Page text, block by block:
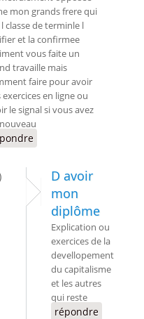
mon grands frere qui
classe de terminle l
et la confirmee
vous faite un
travaille mais
faire pour avoir
exercices en ligne ou
le signal si vous avez
D avoir
mon
diplôme
Explication ou
exercices de la
devellopement
du capitalisme
et les autres
qui reste
répondre